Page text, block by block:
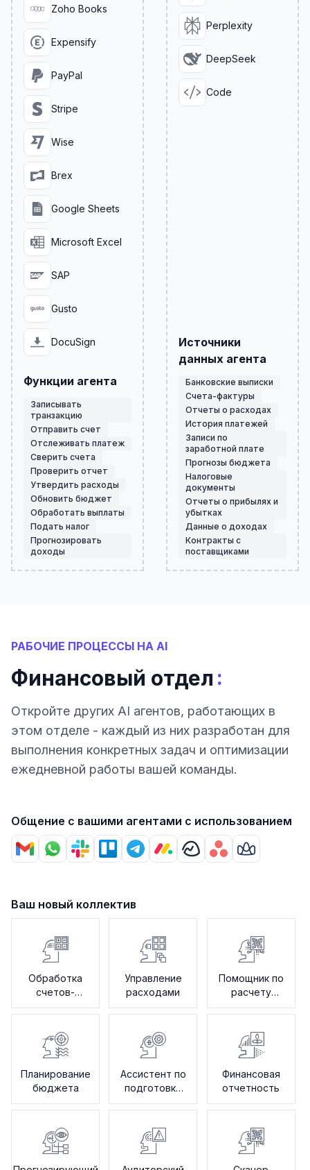
Zoho Books
Expensify
PayPal
Stripe
Wise
Brex
Google Sheets
Microsoft Excel
SAP
Gusto
DocuSign
Функции агента
Записывать
транзакцию
Отправить счет
Отслеживать платеж
Сверить счета
Проверить отчет
Утвердить расходы
Обновить бюджет
Обработать выплаты
Подать налог
Прогнозировать
доходы
Perplexity
DeepSeek
Code
Источники
данных агента
Банковские выписки
Счета-фактуры
Отчеты о расходах
История платежей
Записи по
заработной плате
Прогнозы бюджета
Налоговые
документы
Отчеты о прибылях и
убытках
Данные о доходах
Контракты с
поставщиками
РАБОЧИЕ ПРОЦЕССЫ НА AI
Финансовый отдел :
Откройте других AI агентов, работающих в
этом отделе - каждый из них разработан для
выполнения конкретных задач и оптимизации
ежедневной работы вашей команды.
Общение с вашими агентами с использованием
Ваш новый коллектив
Обработка
счетов-
фактур
Управление
расходами
Помощник по
расчету
заработной
Планирование
бюджета
Ассистент по
подготовке
налоговой
Финансовая
отчетность